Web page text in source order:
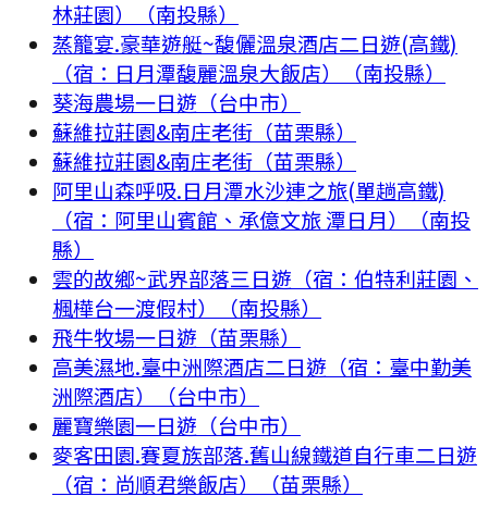
林莊園）（南投縣）
蒸籠宴.豪華遊艇~馥儷溫泉酒店二日遊(高鐵)
（宿：日月潭馥麗溫泉大飯店）（南投縣）
葵海農場一日遊（台中市）
蘇維拉莊園&南庄老街（苗栗縣）
蘇維拉莊園&南庄老街（苗栗縣）
阿里山森呼吸.日月潭水沙連之旅(單趟高鐵)
（宿：阿里山賓館、承億文旅 潭日月）（南投
縣）
雲的故鄉~武界部落三日遊（宿：伯特利莊園、
楓樺台一渡假村）（南投縣）
飛牛牧場一日遊（苗栗縣）
高美濕地.臺中洲際酒店二日遊（宿：臺中勤美
洲際酒店）（台中市）
麗寶樂園一日遊（台中市）
麥客田園.賽夏族部落.舊山線鐵道自行車二日遊
（宿：尚順君樂飯店）（苗栗縣）